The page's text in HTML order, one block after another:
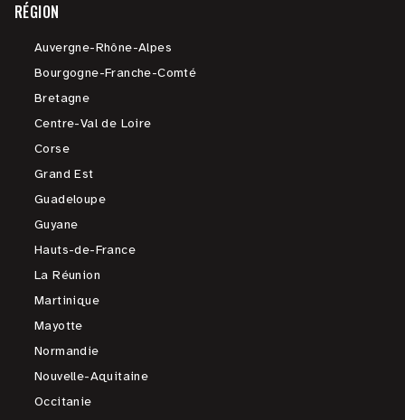
RÉGION
Auvergne-Rhône-Alpes
Bourgogne-Franche-Comté
Bretagne
Centre-Val de Loire
Corse
Grand Est
Guadeloupe
Guyane
Hauts-de-France
La Réunion
Martinique
Mayotte
Normandie
Nouvelle-Aquitaine
Occitanie